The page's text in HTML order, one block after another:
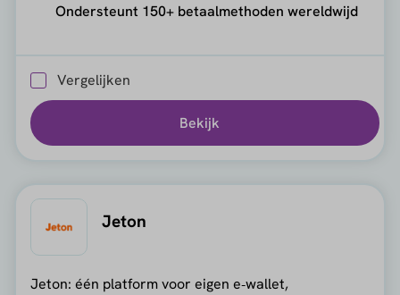
Ondersteunt 150+ betaalmethoden wereldwijd
Vergelijken
Bekijk
Jeton
Jeton: één platform voor eigen e‑wallet,